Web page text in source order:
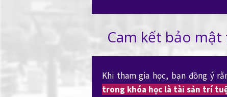
Khi tham gia học, bạn đồng ý
trong khóa học là tài sản trí
Cam kết bảo